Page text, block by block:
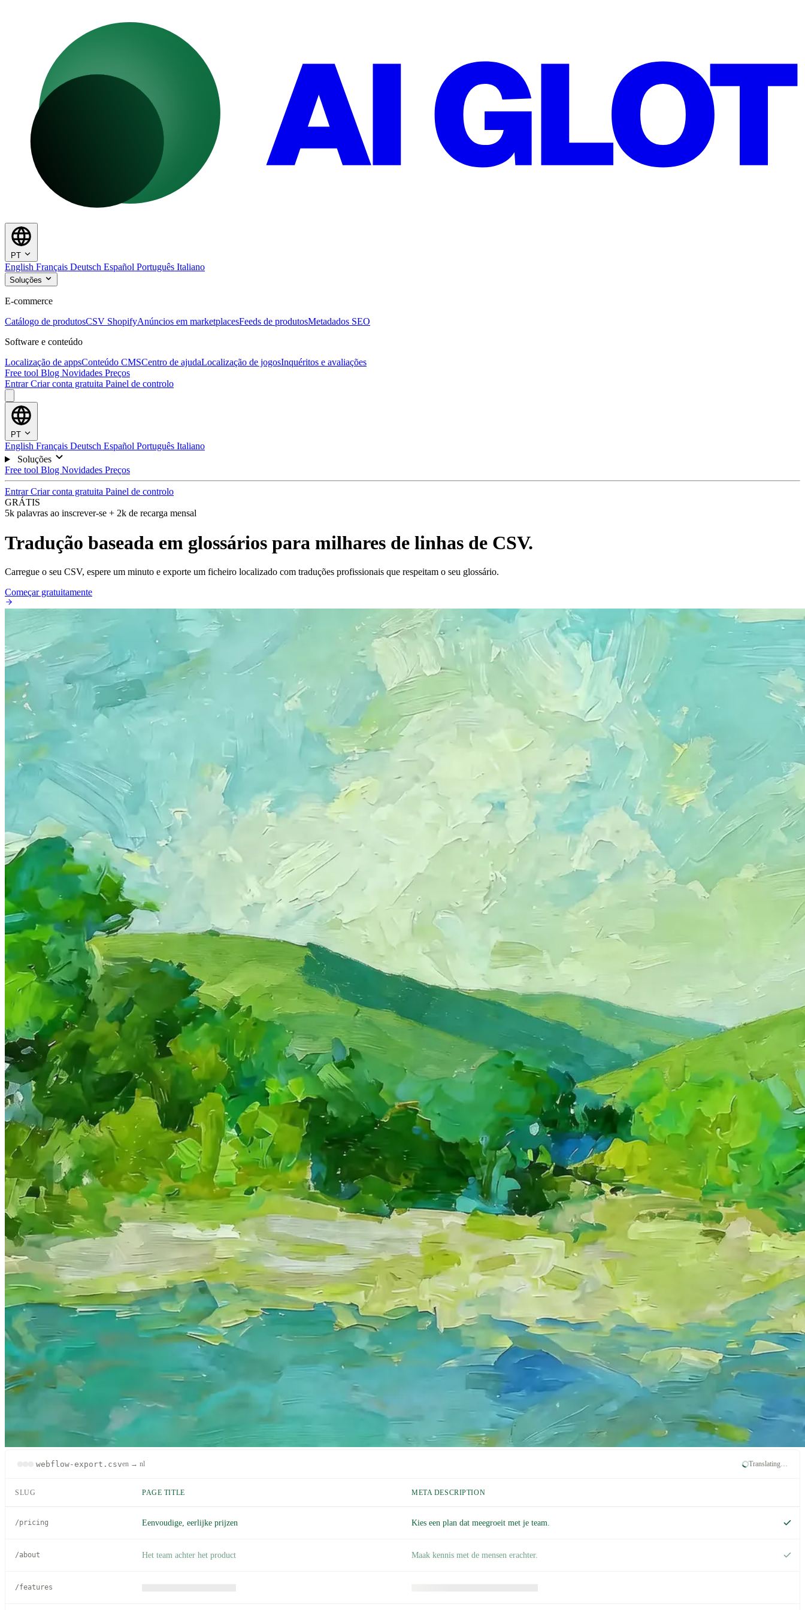
PT
English Français Deutsch Español Português Italiano
Soluções
E-commerce
Catálogo de produtosCSV ShopifyAnúncios em marketplacesFeeds de produtosMetadados SEO
Software e conteúdo
Localização de appsConteúdo CMSCentro de ajudaLocalização de jogosInquéritos e avaliações
Free tool Blog Novidades Preços
EntrarCriar conta gratuita Painel de controlo
PT
English Français Deutsch Español Português Italiano
Soluções
Free tool Blog Novidades Preços
EntrarCriar conta gratuita Painel de controlo
GRÁTIS
5k palavras ao inscrever-se + 2k de recarga mensal
Tradução baseada em glossários para milhares de linhas de CSV.
Carregue o seu CSV, espere um minuto e exporte um ficheiro localizado com traduções profissionais que respeitam o seu glossário.
Começar gratuitamente
webflow-export.csven → nl Translating…
SLUG PAGE TITLE META DESCRIPTION
/pricing Eenvoudige, eerlijke prijzen Kies een plan dat meegroeit met je team.
/about Het team achter het product Maak kennis met de mensen erachter.
/features